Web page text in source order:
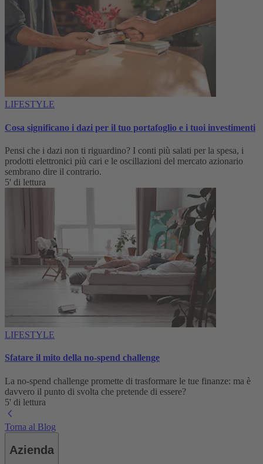
LIFESTYLE
Cosa significano i dazi per il tuo portafoglio e i tuoi investimenti
Pensi che i dazi non ti riguardino? I conti più salati per la spesa, i
prodotti elettronici più cari e le oscillazioni del mercato azionario
sembrano dire il contrario.
5' di lettura
LIFESTYLE
Sfatare il mito della no-spend challenge
La no-spend challenge promette di trasformare le tue finanze: ma è
davvero il punto di svolta che pretende di essere?
5' di lettura
Torna al Blog
Azienda